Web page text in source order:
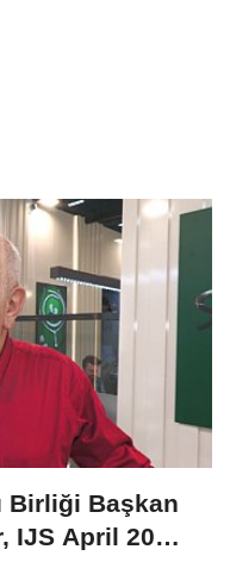
Birliği Başkan
IJS April 2025